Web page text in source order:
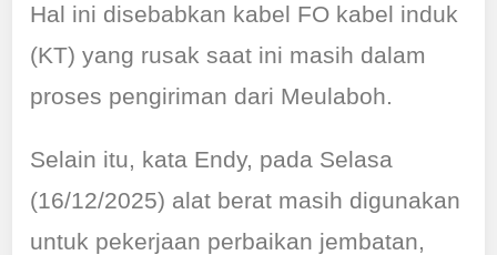
Hal ini disebabkan kabel FO kabel induk
(KT) yang rusak saat ini masih dalam
proses pengiriman dari Meulaboh.
Selain itu, kata Endy, pada Selasa
(16/12/2025) alat berat masih digunakan
untuk pekerjaan perbaikan jembatan,